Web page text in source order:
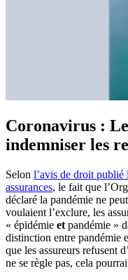
Coronavirus :
indemniser les
Selon l’avis de droit publié
assurances, le fait que
déclaré la pandémie ne
voulaient l’exclure, les
« épidémie et pandémie »
distinction entre pandémie
que les assureurs refusent
ne se règle pas, cela